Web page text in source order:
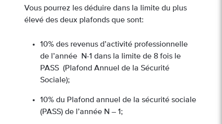
Vous pourrez les déduire dans la limite du plus
élevé des deux plafonds que sont:
10% des revenus d’activité professionnelle
de l’année N-1 dans la limite de 8 fois le
PASS (Plafond Annuel de la Sécurité
Sociale);
10% du Plafond annuel de la sécurité sociale
(PASS) de l’année N – 1;